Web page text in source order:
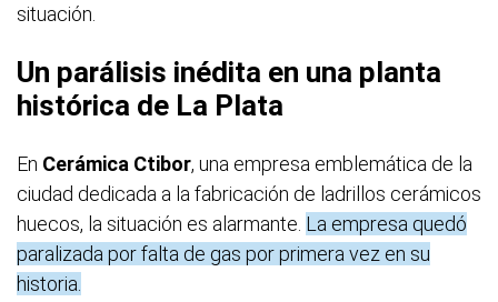
situación.
Un parálisis inédita en una planta
histórica de La Plata
En Cerámica Ctibor, una empresa emblemática de la
ciudad dedicada a la fabricación de ladrillos cerámicos
huecos, la situación es alarmante. La empresa quedó
paralizada por falta de gas por primera vez en su
historia.